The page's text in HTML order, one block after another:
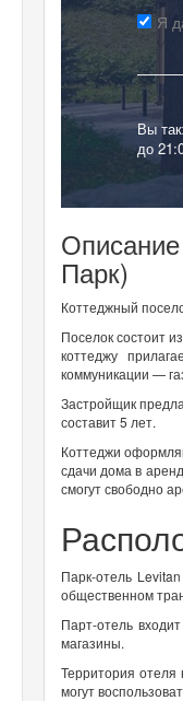
Я
Вы
до
Парк)
Коттеджный
Поселок состоит
коттеджу
коммуникации —
Застройщик
составит 5 лет.
Коттеджи
сдачи дома в
смогут свободно
Парк-отель
общественном
Парт-отель
магазины.
Территория отеля
могут